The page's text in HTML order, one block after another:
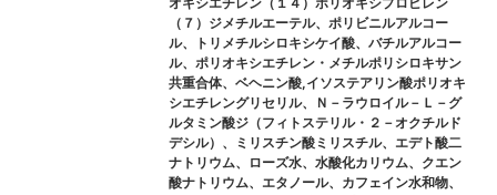
（７）ジメチルエーテル、ポリビニルアルコー
ル、トリメチルシロキシケイ酸、バチルアルコー
ル、ポリオキシエチレン・メチルポリシロキサン
共重合体、ベヘニン酸,イソステアリン酸ポリオキ
シエチレングリセリル、Ｎ－ラウロイル－Ｌ－グ
ルタミン酸ジ（フィトステリル・２－オクチルド
デシル）、ミリスチン酸ミリスチル、エデト酸二
ナトリウム、ローズ水、水酸化カリウム、クエン
酸ナトリウム、エタノール、カフェイン水和物、